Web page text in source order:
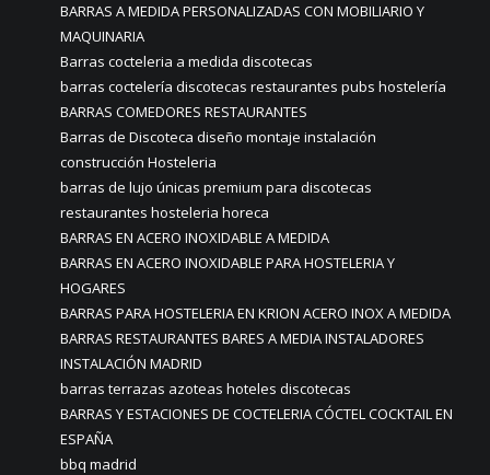
BARRAS A MEDIDA PERSONALIZADAS CON MOBILIARIO Y
MAQUINARIA
Barras cocteleria a medida discotecas
barras coctelería discotecas restaurantes pubs hostelería
BARRAS COMEDORES RESTAURANTES
Barras de Discoteca diseño montaje instalación
construcción Hosteleria
barras de lujo únicas premium para discotecas
restaurantes hosteleria horeca
BARRAS EN ACERO INOXIDABLE A MEDIDA
BARRAS EN ACERO INOXIDABLE PARA HOSTELERIA Y
HOGARES
BARRAS PARA HOSTELERIA EN KRION ACERO INOX A MEDIDA
BARRAS RESTAURANTES BARES A MEDIA INSTALADORES
INSTALACIÓN MADRID
barras terrazas azoteas hoteles discotecas
BARRAS Y ESTACIONES DE COCTELERIA CÓCTEL COCKTAIL EN
ESPAÑA
bbq madrid